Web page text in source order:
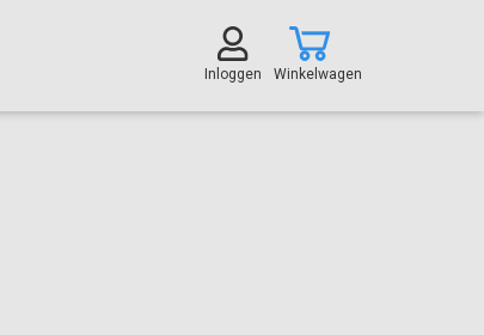
Inloggen Winkelwagen